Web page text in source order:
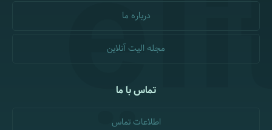
درباره ما
مجله الیت آنلاین
تماس با ما
اطلاعات تماس